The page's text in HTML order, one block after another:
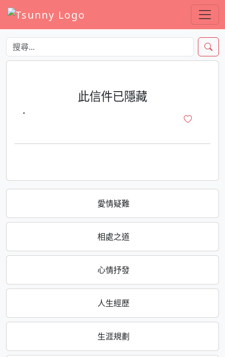
愛情疑難
相處之道
心情抒發
人生經歷
生涯規劃
此信件已隱藏
·